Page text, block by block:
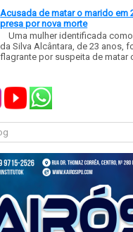
Acusada de matar o marido em
presa por nova morte
Uma mulher identificada como
da Silva Alcântara, de 23 anos,
flagrante por suspeita de matar